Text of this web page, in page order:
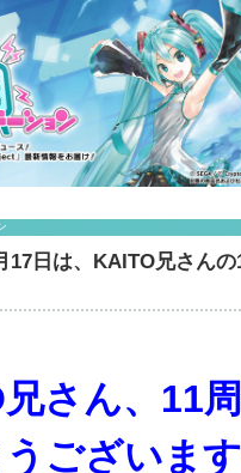
日は、KAITO兄さんの
さん、11
うございま